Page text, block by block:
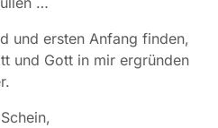
und ersten Anfang finden,
und Gott in mir ergründen